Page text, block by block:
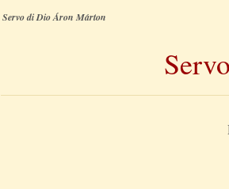
Servo di Dio Áron Márton